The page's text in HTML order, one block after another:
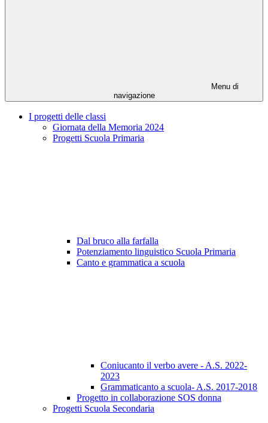
Menu di
navigazione
I progetti delle classi
Giornata della Memoria 2024
Progetti Scuola Primaria
Dal bruco alla farfalla
Potenziamento linguistico Scuola Primaria
Canto e grammatica a scuola
Coniucanto il verbo avere - A.S. 2022-
2023
Grammaticanto a scuola- A.S. 2017-2018
Progetto in collaborazione SOS donna
Progetti Scuola Secondaria